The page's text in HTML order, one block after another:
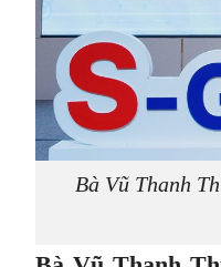
Bà Vũ Thanh